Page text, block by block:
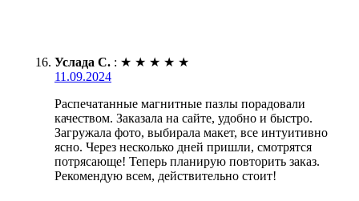
Услада С. : ★ ★ ★ ★ ★
11.09.2024
Распечатанные магнитные пазлы порадовали
качеством. Заказала на сайте, удобно и быстро.
Загружала фото, выбирала макет, все интуитивно
ясно. Через несколько дней пришли, смотрятся
потрясающе! Теперь планирую повторить заказ.
Рекомендую всем, действительно стоит!